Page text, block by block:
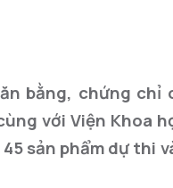
bằng, chứng chỉ
với Viện Khoa
sản phẩm dự thi